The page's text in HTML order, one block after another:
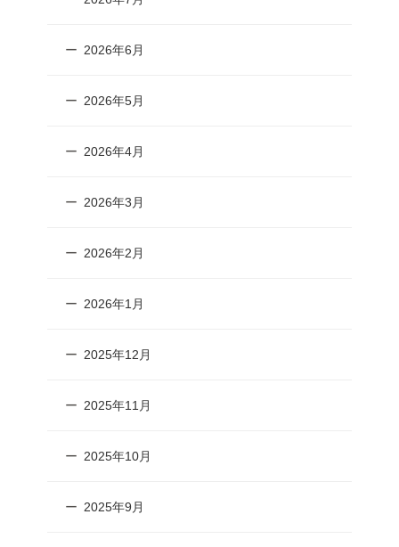
2026年6月
2026年5月
2026年4月
2026年3月
2026年2月
2026年1月
2025年12月
2025年11月
2025年10月
2025年9月